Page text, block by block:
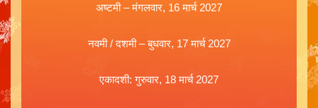
अष्टमी – मंगलवार, 16 मार्च 2027
नवमी / दशमी – बुधवार, 17 मार्च 2027
एकादशी: गुरुवार, 18 मार्च 2027